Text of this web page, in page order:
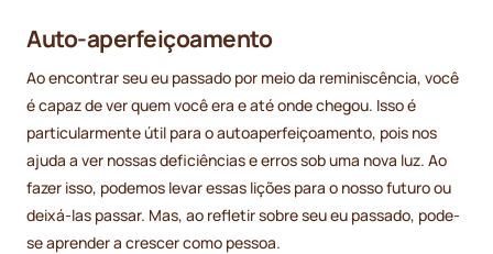
Auto-aperfeiçoamento
Ao encontrar seu eu passado por meio da reminiscência, você
é capaz de ver quem você era e até onde chegou. Isso é
particularmente útil para o autoaperfeiçoamento, pois nos
ajuda a ver nossas deficiências e erros sob uma nova luz. Ao
fazer isso, podemos levar essas lições para o nosso futuro ou
deixá-las passar. Mas, ao refletir sobre seu eu passado, pode-
se aprender a crescer como pessoa.